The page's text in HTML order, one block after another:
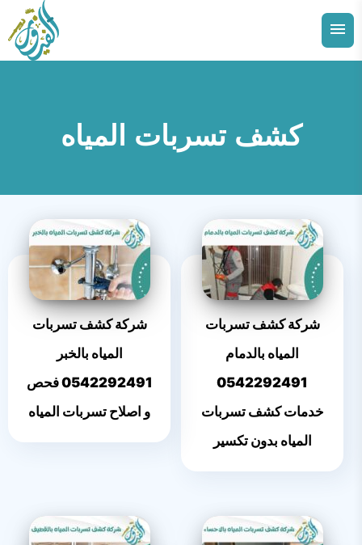
التجاوز
إلى
القائمة
البحث
الدمام
الفرعية
القائمة
الفرعية
القطيفتوسيع
القائمة
الفرعية
الخبرتوسيع
القائمة
الفرعية
كشف تسربات المياه
شركة كشف تسربات
المياه بالدمام
0542292491
خدمات كشف تسربات
المياه بدون تكسير
شركة كشف تسربات
المياه بالخبر
0542292491 فحص
و اصلاح تسربات المياه